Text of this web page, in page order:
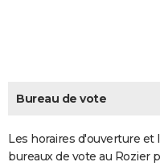
Carte de Noël
Carte Bonne année
Carte Saint-Valentin
Carte Pâques
Carte d'anniversaire
DICTIONNAIRE
Bureau de vote
Les horaires d'ouverture
bureaux de vote au Rozier